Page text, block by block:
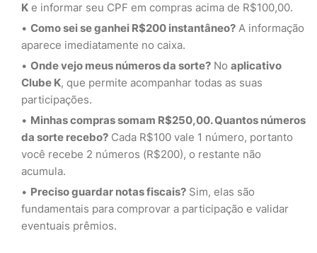
K e informar seu CPF em compras acima de R$100,00.
Como sei se ganhei R$200 instantâneo? A informação
aparece imediatamente no caixa.
Onde vejo meus números da sorte? No aplicativo
Clube K, que permite acompanhar todas as suas
participações.
Minhas compras somam R$250,00. Quantos números
da sorte recebo? Cada R$100 vale 1 número, portanto
você recebe 2 números (R$200), o restante não
acumula.
Preciso guardar notas fiscais? Sim, elas são
fundamentais para comprovar a participação e validar
eventuais prêmios.